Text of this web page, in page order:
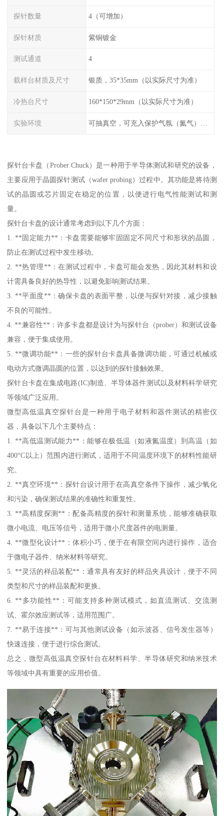
探针数量 4（可增加）
探针材质 紫铜镀金
测试通道 4
载样台材质及尺寸 银质，35*35mm（以实际尺寸为准）
冷热台尺寸 160*150*29mm（以实际尺寸为准）
实验环境
探针台卡盘（Prober Chuck）是一种用于半导体测试和研究的设备，
主要应用于晶圆探针测试（wafer probing）过程中。其功能是将待测
试的晶圆或芯片固定在稳定的位置，以便进行电气性能测试和测
量。
探针台卡盘的设计通常考虑到以下几个方面：
1. **固定能力**：卡盘需要能够牢固固定不同尺寸和形状的晶圆，
防止在测试过程中发生移动。
2. **热管理**：在测试过程中，卡盘可能会发热，因此其材料和设
计需具备良好的热导性，以避免影响测试结果。
3. **平面度**：确保卡盘的表面平整，以便与探针对接，减少接触
不良的可能性。
4. **兼容性**：许多卡盘都是设计为与探针台（prober）和测试设备
兼容，便于集成使用。
5. **微调功能**：一些的探针台卡盘具备微调功能，可通过机械或
电动方式微调晶圆的位置，以达到的探针接触效果。
探针台卡盘在集成电路(IC)制造、半导体器件测试以及材料科学研究
等领域广泛应用。
微型高低温真空探针台是一种用于电子材料和器件测试的精密仪
器，具备以下几个主要特点：
1. **高低温测试能力**：能够在极低温（如液氮温度）到高温（如
400°C以上）范围内进行测试，适用于不同温度环境下的材料性能研
究。
2. **真空环境**：探针台设计用于在高真空条件下操作，减少氧化
和污染，确保测试结果的准确性和重复性。
3. **高精度探测**：配备高精度的探针和测量系统，能够准确获取
微小电流、电压等信号，适用于微小尺度器件的电测量。
4. **微型化设计**：体积小巧，便于在有限空间内进行操作，适合
于微电子器件、纳米材料等研究。
5. **灵活的样品装配**：通常具有友好的样品夹具设计，便于不同
类型和尺寸的样品装配和更换。
6. **多功能性**：可能支持多种测试模式，如直流测试、交流测
试、霍尔效应测试等，适用范围广。
7. **易于连接**：可与其他测试设备（如示波器、信号发生器等）
快速连接，便于进行综合测试。
总之，微型高低温真空探针台在材料科学、半导体研究和纳米技术
等领域中具有重要的应用价值。